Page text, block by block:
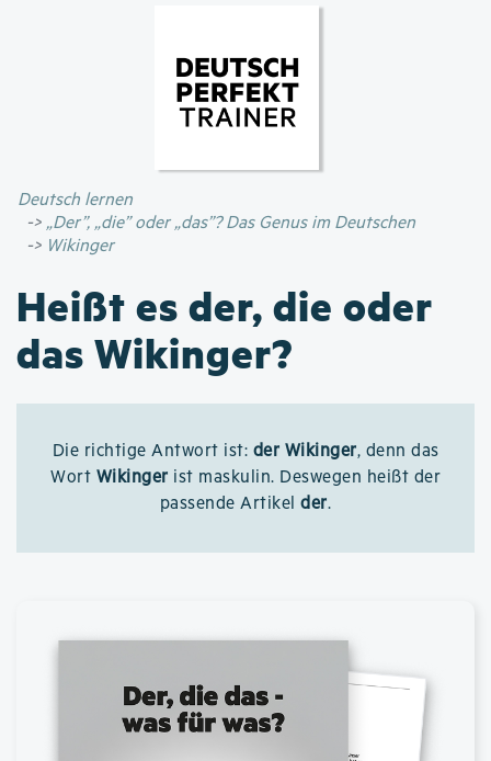
Inhalt
Deutsch lernen
„Der”, „die” oder „das”? Das Genus im Deutschen
Wikinger
Heißt es der, die oder
das Wikinger?
Die richtige Antwort ist: der Wikinger, denn das
Wort Wikinger ist maskulin. Deswegen heißt der
passende Artikelder.